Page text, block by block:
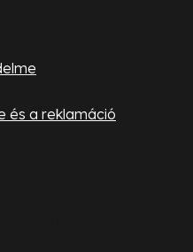
és a reklamáció